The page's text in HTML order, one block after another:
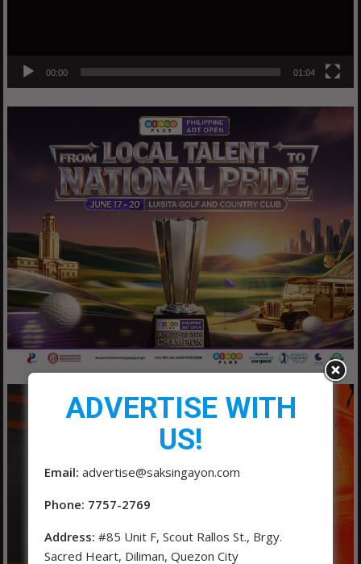
00:00 01:04
ADVERTISE WITH
US!
Email: advertise@saksingayon.com
Phone: 7757-2769
Address: #85 Unit F, Scout Rallos St., Brgy.
Sacred Heart, Diliman, Quezon City